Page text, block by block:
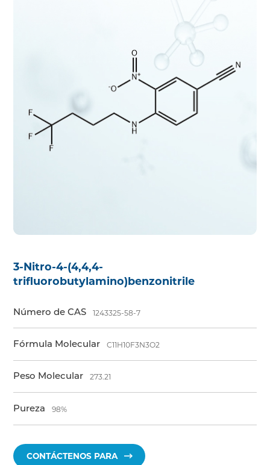
3-Nitro-4-(4,4,4-
trifluorobutylamino)benzonitrile
Número de CAS 1243325-58-7
Fórmula Molecular C11H10F3N3O2
Peso Molecular 273.21
Pureza 98%
CONTÁCTENOS PARA